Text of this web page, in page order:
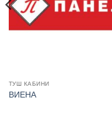
ТУШ КАБИНИ
ВИЕНА